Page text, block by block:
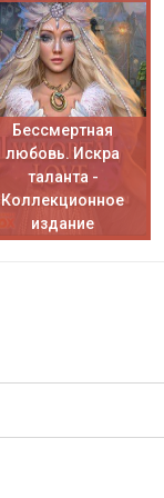
Бессмертная
любовь. Искра
таланта -
Коллекционное
издание